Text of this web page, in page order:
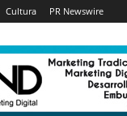
Cultura PR Newswire